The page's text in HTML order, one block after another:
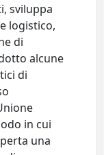
sviluppa
logistico,
di
alcune
di
in cui
una